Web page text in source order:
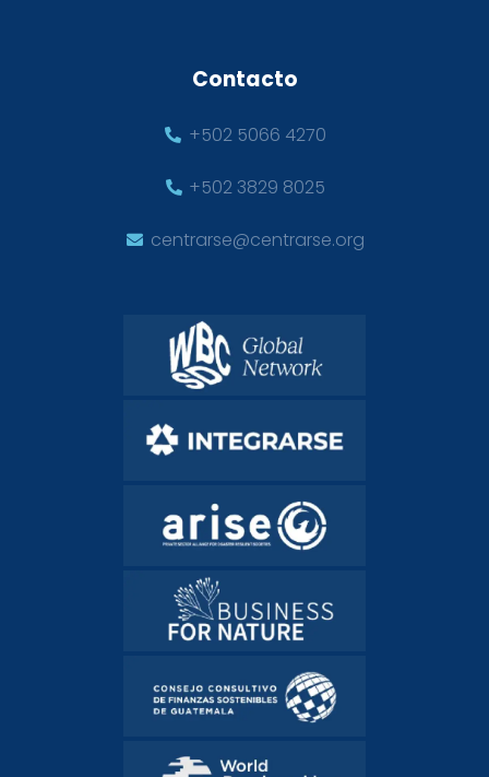
Contacto
+502 5066 4270
+502 3829 8025
centrarse@centrarse.org